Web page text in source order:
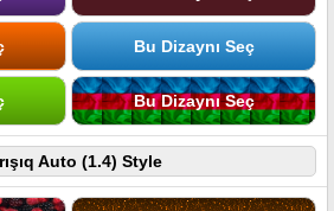
Bu Dizaynı Seç
Bu Dizaynı Seç
Auto (1.4) Style